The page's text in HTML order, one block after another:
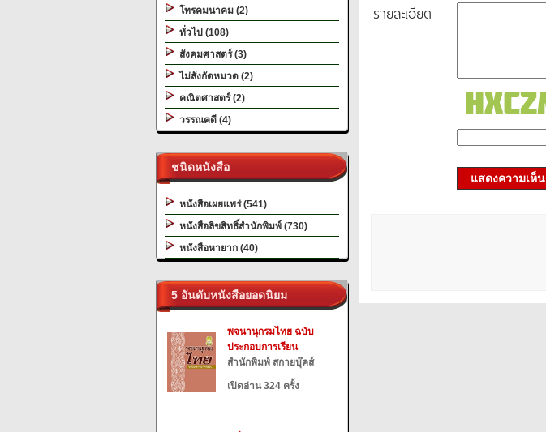
โทรคมนาคม (2)
ทั่วไป (108)
สังคมศาสตร์ (3)
ไม่สังกัดหมวด (2)
คณิตศาสตร์ (2)
วรรณคดี (4)
ชนิดหนังสือ
หนังสือเผยแพร่ (541)
หนังสือลิขสิทธิ์สำนักพิมพ์ (730)
หนังสือหายาก (40)
5 อันดับหนังสือยอดนิยม
พจนานุกรมไทย ฉบับ
ประกอบการเรียน
สำนักพิมพ์ สกายบุ๊คส์
เปิดอ่าน 324 ครั้ง
รายละเอียด
แสดงความเห็น